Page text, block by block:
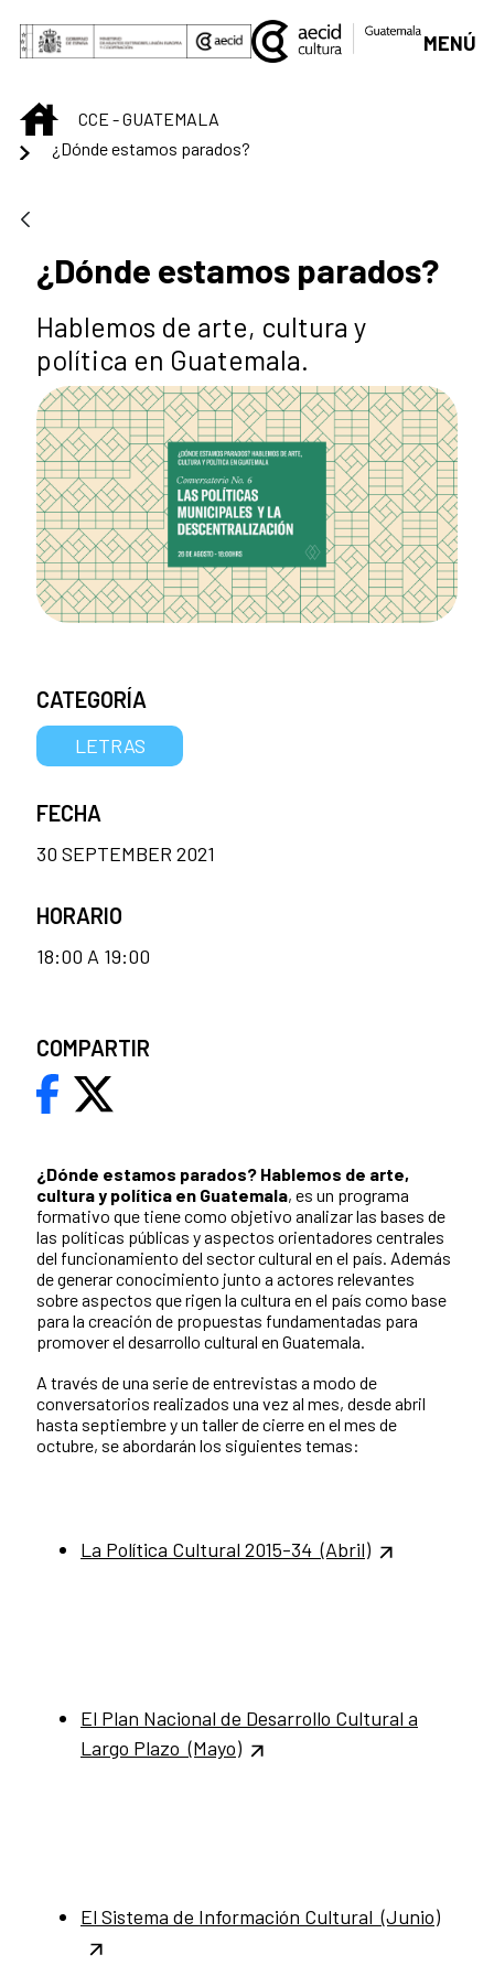
Skip to Main Content
MENÚ
INICIOCCE - GUATEMALA
¿Dónde estamos parados?
¿Dónde estamos parados?
Hablemos de arte, cultura y
política en Guatemala.
¿Dónde estamos parados? Hablemos de arte,
cultura y política en Guatemala, es un programa
formativo que tiene como objetivo analizar las bases de
las políticas públicas y aspectos orientadores centrales
del funcionamiento del sector cultural en el país. Además
de generar conocimiento junto a actores relevantes
sobre aspectos que rigen la cultura en el país como base
para la creación de propuestas fundamentadas para
promover el desarrollo cultural en Guatemala.
A través de una serie de entrevistas a modo de
conversatorios realizados una vez al mes, desde abril
hasta septiembre y un taller de cierre en el mes de
octubre, se abordarán los siguientes temas:
La Política Cultural 2015-34 (Abril)
El Plan Nacional de Desarrollo Cultural a
Largo Plazo (Mayo)
El Sistema de Información Cultural (Junio)
CATEGORÍA
LETRAS
FECHA
30 SEPTEMBER 2021
HORARIO
18:00 A 19:00
COMPARTIR